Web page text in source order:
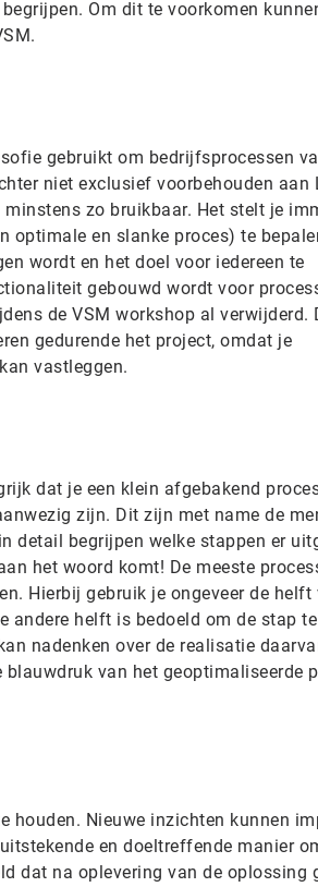
Om dit te voorkomen
gebruikt om bedrijfsprocessen
niet exclusief voorbehouden aan
zo bruikbaar. Het stelt je
optimale en slanke proces) te
wordt en het doel voor iedereen te
gebouwd wordt voor
de VSM workshop al verwijderd.
gedurende het project, omdat je
vastleggen.
dat je een klein afgebakend
zijn. Dit zijn met name de
detail begrijpen welke stappen er
het woord komt! De meeste
Hierbij gebruik je ongeveer de helft
andere helft is bedoeld om de stap
nadenken over de realisatie
van het geoptimaliseerde
houden. Nieuwe inzichten kunnen
en doeltreffende manier
dat na oplevering van de oplossing